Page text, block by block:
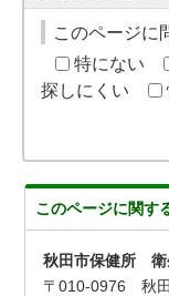
このページに
特にない
探しにくい
このページに関す
秋田市保健所 衛
〒010-0976 秋